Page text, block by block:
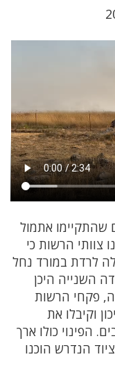
שהתקיימו אתמול
צוותי הרשות כי
לרדת במורד נחל
השנייה היכן
פקחי הרשות
וקיבלו את
הפינוי כולו ארך
הנדרש הוכנו